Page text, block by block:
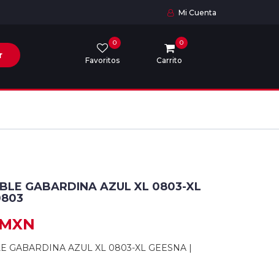
Mi Cuenta
Favoritos
0
Carrito
0
GABARDINA AZUL XL 0803-XL
GABARDINA AZUL XL 0803-XL GEESNA |